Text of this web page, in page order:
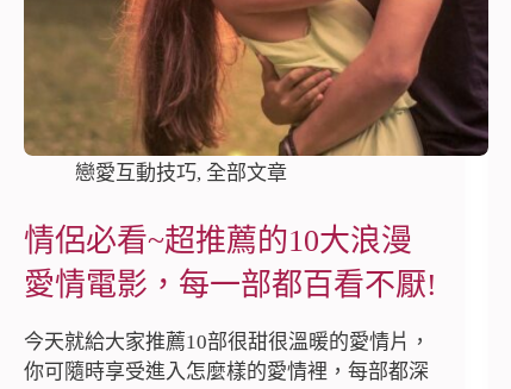
戀愛互動技巧, 全部文章
情侶必看~超推薦的10大浪漫
愛情電影，每一部都百看不厭!
今天就給大家推薦10部很甜很溫暖的愛情片，
你可隨時享受進入怎麼樣的愛情裡，每部都深